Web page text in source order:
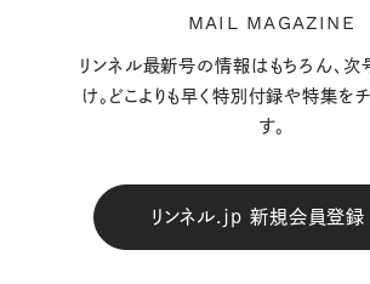
MAIL MAGAZINE
リンネル最新号の情報はもちろん、次
け。どこよりも早く特別付録や特集を
す。
リンネル.jp 新規会員登録